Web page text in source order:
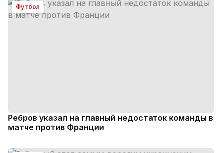
Футбол
Ребров указал на главный недостаток команды в
матче против Франции